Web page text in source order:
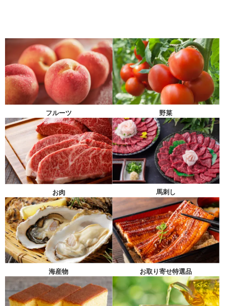
フルーツ 野菜
お肉 馬刺し
海産物 お取り寄せ特選品